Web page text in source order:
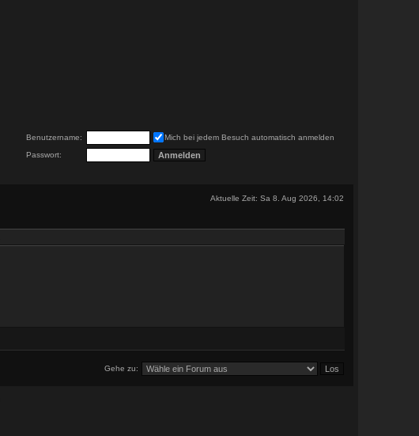
Benutzername:
Mich bei jedem Besuch automatisch anmelden
Passwort:
Aktuelle Zeit: Sa 8. Aug 2026, 14:02
Gehe zu: